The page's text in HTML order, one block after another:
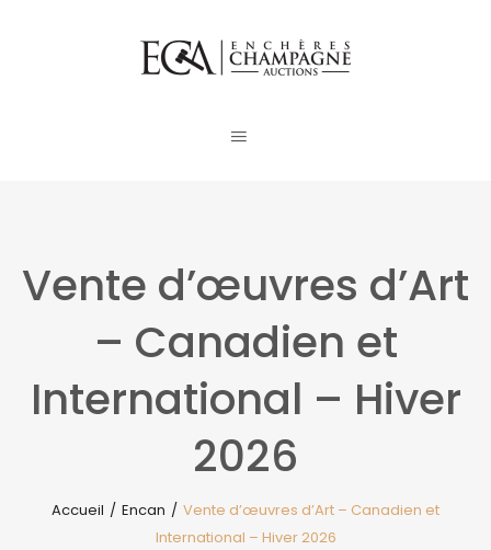
Vente d’œuvres d’Art
– Canadien et
International – Hiver
2026
Accueil / Encan / Vente d’œuvres d’Art – Canadien et
International – Hiver 2026